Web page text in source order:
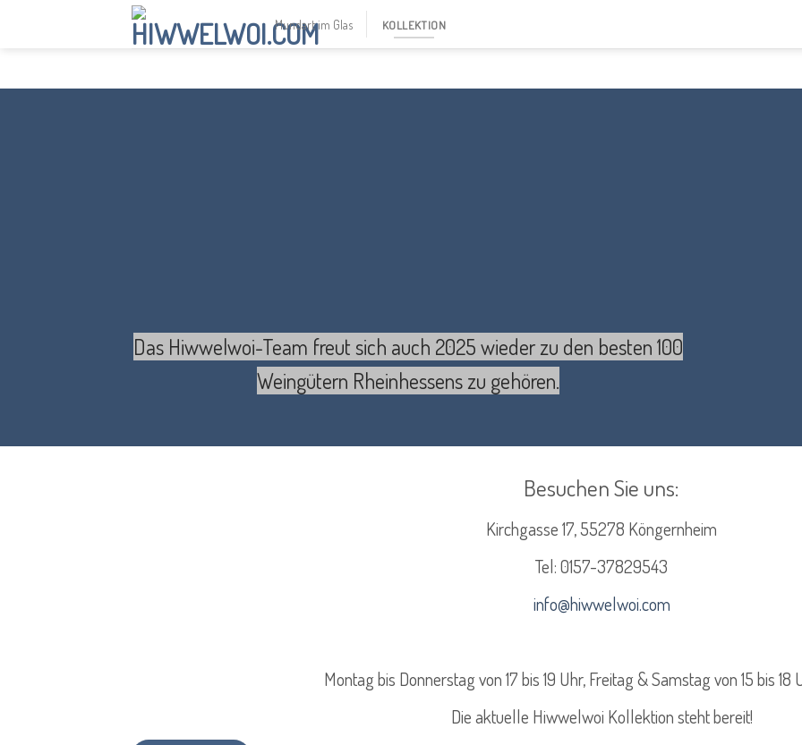
Mundart im Glas KOLLEKTION
Das Hiwwelwoi-Team freut sich auch 2025 wieder zu den besten 100
Weingütern Rheinhessens zu gehören.
Besuchen Sie uns:
Kirchgasse 17, 55278 Köngernheim
Tel:0157-37829543
info@hiwwelwoi.com
Montag bis Donnerstag von 17 bis 19 Uhr, Freitag & Samstag von 15 bis
Die aktuelle Hiwwelwoi Kollektion steht bereit!